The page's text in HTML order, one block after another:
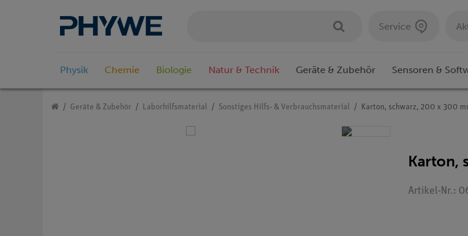
Service
Physik Chemie Biologie Natur & Technik Geräte & Zubehör Sensoren &
Geräte & Zubehör Laborhilfsmaterial Sonstiges Hilfs- & Verbrauchsmaterial Karton, schwarz, 200 x 300
Karton,
Artikel-Nr.: